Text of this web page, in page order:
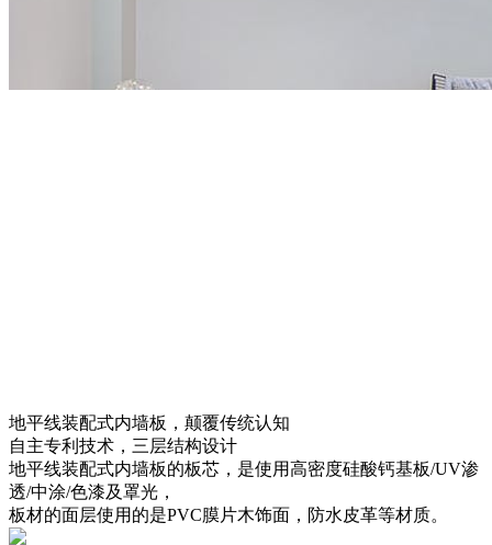
地平线装配式内墙板，颠覆传统认知
自主专利技术，三层结构设计
地平线装配式内墙板的板芯，是使用高密度硅酸钙基板/UV渗
透/中涂/色漆及罩光，
板材的面层使用的是PVC膜片木饰面，防水皮革等材质。